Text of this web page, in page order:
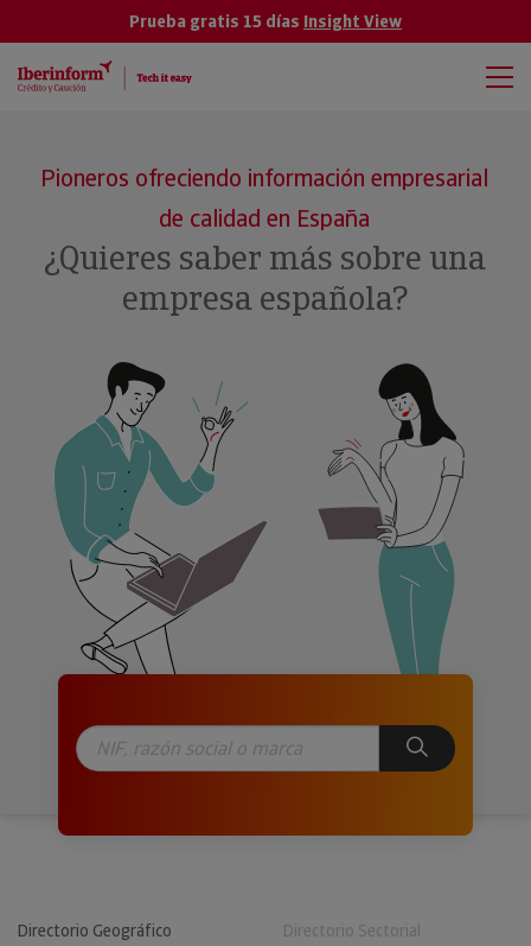
Prueba gratis 15 días Insight View
Pioneros ofreciendo información empresarial
de calidad en España
¿Quieres saber más sobre una
empresa española?
Directorio Geográfico Directorio Sectorial